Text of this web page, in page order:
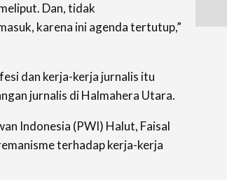
Dan, tidak
karena ini agenda tertutup,”
dan kerja-kerja jurnalis itu
jurnalis di Halmahera Utara.
Indonesia (PWI) Halut, Faisal
terhadap kerja-kerja